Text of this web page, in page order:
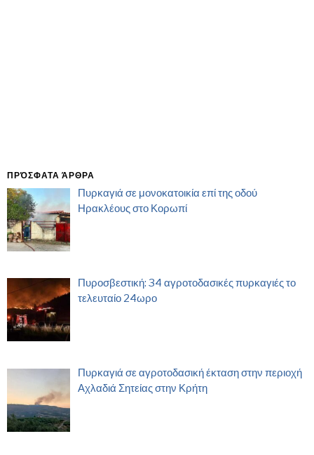
ΠΡΌΣΦΑΤΑ ΆΡΘΡΑ
Πυρκαγιά σε μονοκατοικία επί της οδού
Ηρακλέους στο Κορωπί
Πυροσβεστική: 34 αγροτοδασικές πυρκαγιές το
τελευταίο 24ωρο
Πυρκαγιά σε αγροτοδασική έκταση στην περιοχή
Αχλαδιά Σητείας στην Κρήτη